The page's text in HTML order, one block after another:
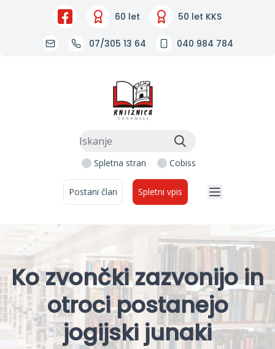
60 let 50 let KKS
07/305 13 64 040 984 784
Iskanje:
Spletna stran Cobiss
Postani član Spletni vpis
Ko zvončki zazvonijo in
otroci postanejo
jogijski junaki